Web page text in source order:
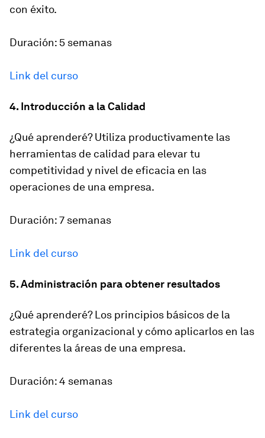
con éxito.
Duración: 5 semanas
Link del curso
4. Introducción a la Calidad
¿Qué aprenderé? Utiliza productivamente las
herramientas de calidad para elevar tu
competitividad y nivel de eficacia en las
operaciones de una empresa.
Duración: 7 semanas
Link del curso
5. Administración para obtener resultados
¿Qué aprenderé? Los principios básicos de la
estrategia organizacional y cómo aplicarlos en las
diferentes la áreas de una empresa.
Duración: 4 semanas
Link del curso